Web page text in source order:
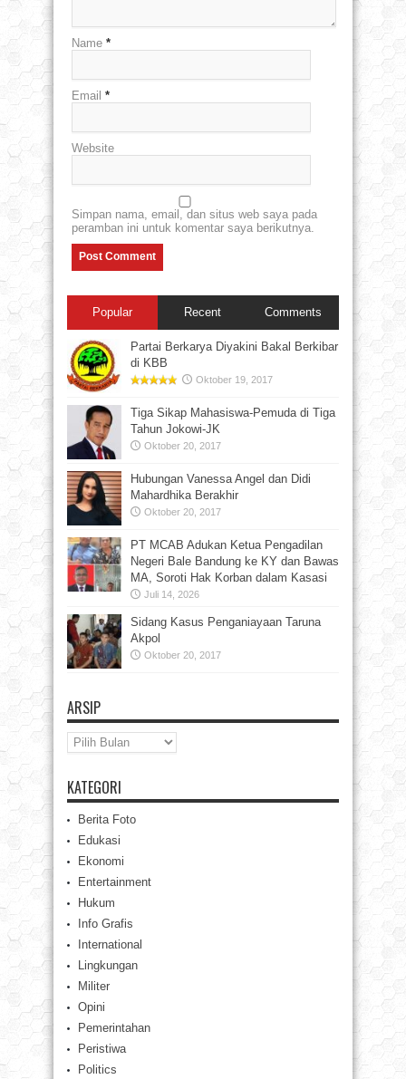
Name *
Email *
Website
Simpan nama, email, dan situs web saya pada
peramban ini untuk komentar saya berikutnya.
Popular Recent Comments
Partai Berkarya Diyakini Bakal Berkibar
di KBB
Oktober 19, 2017
Tiga Sikap Mahasiswa-Pemuda di Tiga
Tahun Jokowi-JK
Oktober 20, 2017
Hubungan Vanessa Angel dan Didi
Mahardhika Berakhir
Oktober 20, 2017
PT MCAB Adukan Ketua Pengadilan
Negeri Bale Bandung ke KY dan Bawas
MA, Soroti Hak Korban dalam Kasasi
Juli 14, 2026
Sidang Kasus Penganiayaan Taruna
Akpol
Oktober 20, 2017
ARSIP
Arsip
KATEGORI
Berita Foto
Edukasi
Ekonomi
Entertainment
Hukum
Info Grafis
International
Lingkungan
Militer
Opini
Pemerintahan
Peristiwa
Politics